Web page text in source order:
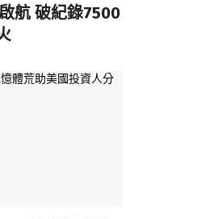
航 破紀錄7500